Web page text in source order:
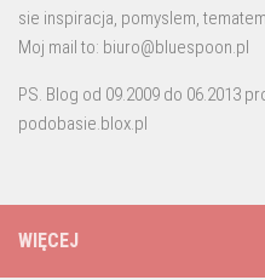
sie inspiracja, pomyslem,
Moj mail to: biuro@bluespoon.pl
PS. Blog od 09.2009 do 06.2013
podobasie.blox.pl
WIĘCEJ